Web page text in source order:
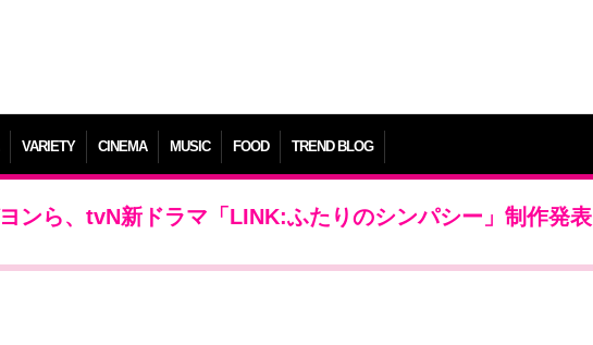
VARIETY CINEMA MUSIC FOOD TREND BLOG
ンら、tvN新ドラマ「LINK:ふたりのシンパシー」制作発表